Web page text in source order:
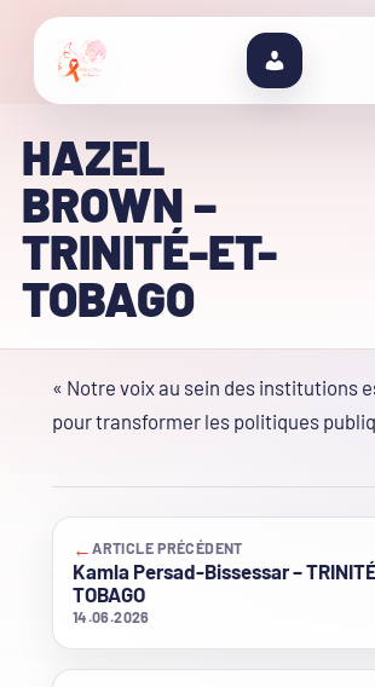
HAZEL
BROWN –
TRINITÉ-ET-
TOBAGO
« Notre voix au sein des institutions
pour transformer les politiques
←ARTICLE PRÉCÉDENT
Kamla Persad-Bissessar –
TOBAGO
14.06.2026